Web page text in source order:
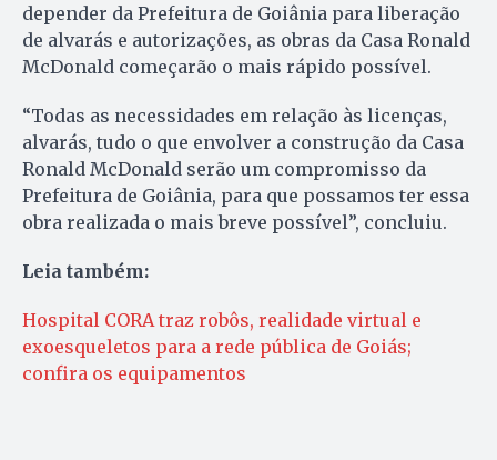
depender da Prefeitura de Goiânia para liberação
de alvarás e autorizações, as obras da Casa Ronald
McDonald começarão o mais rápido possível.
“Todas as necessidades em relação às licenças,
alvarás, tudo o que envolver a construção da Casa
Ronald McDonald serão um compromisso da
Prefeitura de Goiânia, para que possamos ter essa
obra realizada o mais breve possível”, concluiu.
Leia também:
Hospital CORA traz robôs, realidade virtual e
exoesqueletos para a rede pública de Goiás;
confira os equipamentos